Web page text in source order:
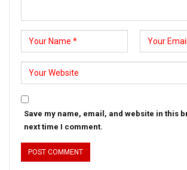
Save my name, email, and website in this
next time I comment.